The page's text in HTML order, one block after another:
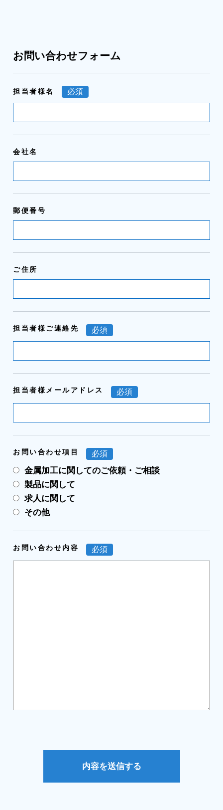
お問い合わせフォーム
担当者様名 必須
会社名
郵便番号
ご住所
担当者様ご連絡先 必須
担当者様メールアドレス 必須
お問い合わせ項目 必須
金属加工に関してのご依頼・ご相談
製品に関して
求人に関して
その他
お問い合わせ内容 必須